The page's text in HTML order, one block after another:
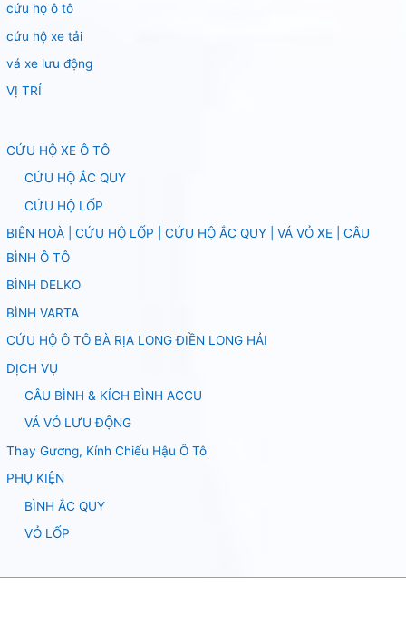
cứu họ ô tô
cứu hộ xe tải
vá xe lưu động
VỊ TRÍ
CỨU HỘ XE Ô TÔ
CỨU HỘ ẮC QUY
CỨU HỘ LỐP
BIÊN HOÀ | CỨU HỘ LỐP | CỨU HỘ ẮC QUY | VÁ VỎ XE | CÂU
BÌNH Ô TÔ
BÌNH DELKO
BÌNH VARTA
CỨU HỘ Ô TÔ BÀ RỊA LONG ĐIỀN LONG HẢI
DỊCH VỤ
CÂU BÌNH & KÍCH BÌNH ACCU
VÁ VỎ LƯU ĐỘNG
Thay Gương, Kính Chiếu Hậu Ô Tô
PHỤ KIỆN
BÌNH ẮC QUY
VỎ LỐP